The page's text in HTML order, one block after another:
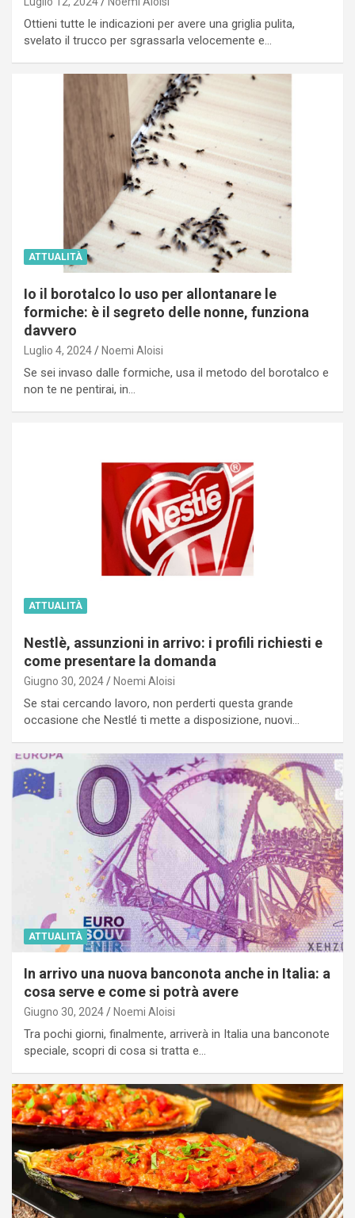
Ottieni tutte le indicazioni per avere una griglia pulita,
svelato il trucco per sgrassarla velocemente e…
ATTUALITÀ
Io il borotalco lo uso per allontanare le
formiche: è il segreto delle nonne, funziona
davvero
Luglio 4, 2024 Noemi Aloisi
Se sei invaso dalle formiche, usa il metodo del borotalco e
non te ne pentirai, in…
ATTUALITÀ
Nestlè, assunzioni in arrivo: i profili richiesti e
come presentare la domanda
Giugno 30, 2024 Noemi Aloisi
Se stai cercando lavoro, non perderti questa grande
occasione che Nestlé ti mette a disposizione, nuovi…
ATTUALITÀ
In arrivo una nuova banconota anche in Italia: a
cosa serve e come si potrà avere
Giugno 30, 2024 Noemi Aloisi
Tra pochi giorni, finalmente, arriverà in Italia una banconote
speciale, scopri di cosa si tratta e…